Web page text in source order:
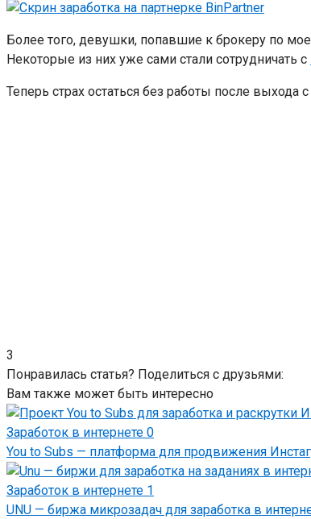
Более того, девушки, попавшие к брокеру по
Некоторые из них уже сами стали сотрудничать с
Теперь страх остаться без работы после
3
Понравилась статья? Поделиться с друзьями:
Вам также может быть интересно
Заработок в интернете 0
You to Subs — платформа для продвижения
Заработок в интернете 1
UNU — биржа микрозадач для заработка в